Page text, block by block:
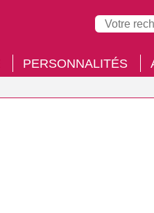
PERSONNALITÉS